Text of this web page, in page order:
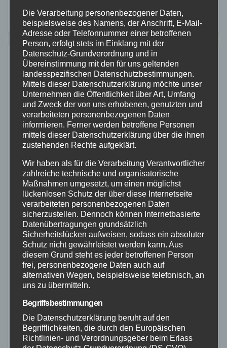
Verbandsgemeindeverwaltung im Einsatz und wurde
nun offiziell an die Nachwuchsorganisation…
Razzia in JVA Rheinbach: Acht
Justizbedienstete stehen unter Verdacht
14. JULI 2026
Im Rahmen umfangreicher Ermittlungen wegen des
Verdachts von Amtsdelikten haben Polizei und
Staatsanwaltschaft am Dienstagmorgen, 14.07.2026,
mehrere Durchsuchungen durchgeführt. Betroffen
Die Verarbeitung personenbezogener Daten,
beispielsweise des Namens, der Anschrift, E-Mail-
Adresse oder Telefonnummer einer betroffenen
Person, erfolgt stets im Einklang mit der
Datenschutz-Grundverordnung und in
Übereinstimmung mit den für uns geltenden
landesspezifischen Datenschutzbestimmungen.
Mittels dieser Datenschutzerklärung möchte unser
Unternehmen die Öffentlichkeit über Art, Umfang
und Zweck der von uns erhobenen, genutzten und
verarbeiteten personenbezogenen Daten
informieren. Ferner werden betroffene Personen
mittels dieser Datenschutzerklärung über die ihnen
zustehenden Rechte aufgeklärt.
Wir haben als für die Verarbeitung Verantwortlicher
zahlreiche technische und organisatorische
Maßnahmen umgesetzt, um einen möglichst
lückenlosen Schutz der über diese Internetseite
verarbeiteten personenbezogenen Daten
sicherzustellen. Dennoch können Internetbasierte
Datenübertragungen grundsätzlich
Sicherheitslücken aufweisen, sodass ein absoluter
Schutz nicht gewährleistet werden kann. Aus
diesem Grund steht es jeder betroffenen Person
frei, personenbezogene Daten auch auf
alternativen Wegen, beispielsweise telefonisch, an
uns zu übermitteln.
Begriffsbestimmungen
Die Datenschutzerklärung beruht auf den
Begrifflichkeiten, die durch den Europäischen
Richtlinien- und Verordnungsgeber beim Erlass